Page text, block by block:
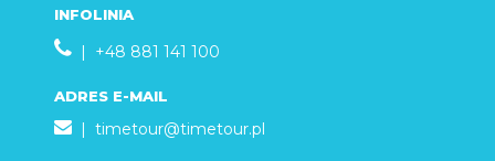
INFOLINIA
| +48 881 141 100
ADRES E-MAIL
| timetour@timetour.pl